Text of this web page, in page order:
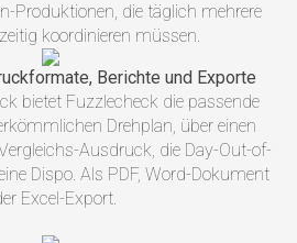
Produktionen, die täglich mehrere
koordinieren müssen.
Berichte und Exporte
bietet Fuzzlecheck die passende
Drehplan, über einen
Ausdruck, die Day-Out-of-
Dispo. Als PDF, Word-Dokument
Excel-Export.